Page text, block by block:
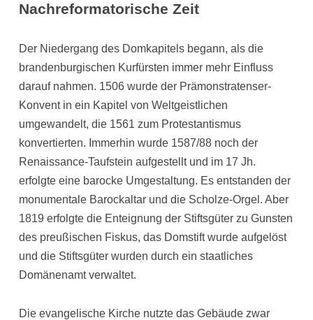
Nachreformatorische Zeit
Der Niedergang des Domkapitels begann, als die
brandenburgischen Kurfürsten immer mehr Einfluss
darauf nahmen. 1506 wurde der Prämonstratenser-
Konvent in ein Kapitel von Weltgeistlichen
umgewandelt, die 1561 zum Protestantismus
konvertierten. Immerhin wurde 1587/88 noch der
Renaissance-Taufstein aufgestellt und im 17 Jh.
erfolgte eine barocke Umgestaltung. Es entstanden der
monumentale Barockaltar und die Scholze-Orgel. Aber
1819 erfolgte die Enteignung der Stiftsgüter zu Gunsten
des preußischen Fiskus, das Domstift wurde aufgelöst
und die Stiftsgüter wurden durch ein staatliches
Domänenamt verwaltet.
Die evangelische Kirche nutzte das Gebäude zwar